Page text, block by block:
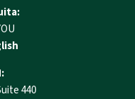
440